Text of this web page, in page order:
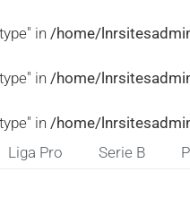
in /home/
in /home/
in /home/
Liga Pro Serie B